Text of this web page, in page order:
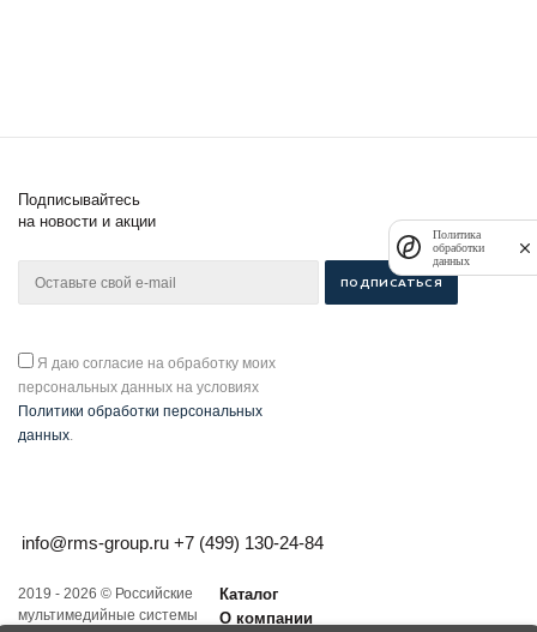
Подписывайтесь
на новости и акции
Я даю согласие на обработку моих
персональных данных на условиях
Политики обработки персональных
данных.
info@rms-group.ru +7 (499) 130-24-84
2019 - 2026 © Российские
мультимедийные системы
Каталог
О компании
Политика
обработки
данных